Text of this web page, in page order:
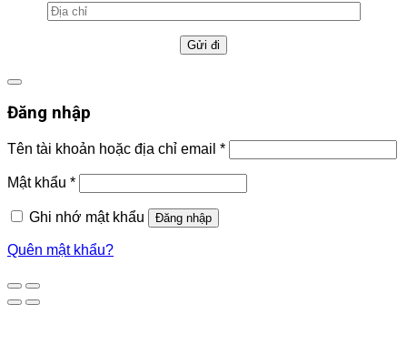
Đăng nhập
Tên tài khoản hoặc địa chỉ email *
Mật khẩu *
Ghi nhớ mật khẩu Đăng nhập
Quên mật khẩu?